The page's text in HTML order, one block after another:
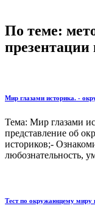
По теме:
Мир глазами историка. -
Тема: Мир глазами
представление об
историков;-
любознательность,
Тест по окружающему миру